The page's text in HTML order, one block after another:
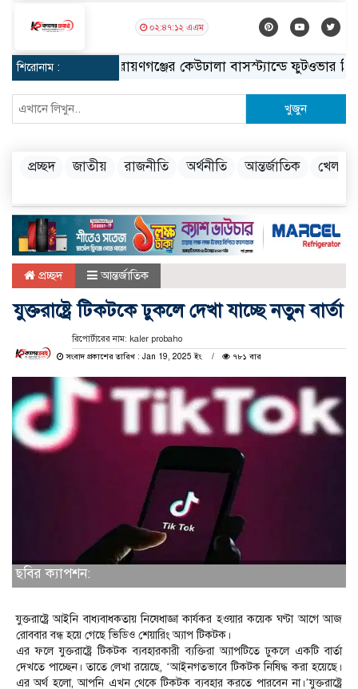
০২:৪৭:১৩ এএম
শিরোনাম : নারায়ণগঞ্জের কেউঢালা বাসস্ট্যান্ডে ফুটওভার ব্রিজ
খুজুন
প্রচ্ছদ জাতীয় রাজনীতি অর্থনীতি আন্তর্জাতিক খেলা
প্রচ্ছদ আন্তর্জাতিক
যুক্তরাষ্ট্রে টিকটকে ঢুকলে দেখা যাচ্ছে নতুন বার্তা
রিপোর্টারের নাম: kaler probaho
সংবাদ প্রকাশের তারিখ : Jan 19, 2025 ইং
৭৮১ বার
ছবির ক্যাপশন:
যুক্তরাষ্ট্রে আইনি বাধ্যবাধকতায় নিষেধাজ্ঞা কার্যকর হওয়ার কয়েক ঘণ্টা আগে আজ
রোববার বন্ধ হয়ে গেছে ভিডিও শেয়ারিং অ্যাপ টিকটক।
এর ফলে যুক্তরাষ্ট্রে টিকটক ব্যবহারকারী ব্যক্তিরা অ্যাপটিতে ঢুকলে একটি বার্তা
দেখতে পাচ্ছেন। তাতে লেখা রয়েছে, ‘আইনগতভাবে টিকটক নিষিদ্ধ করা হয়েছে।
এর অর্থ হলো, আপনি এখন থেকে টিকটক ব্যবহার করতে পারবেন না।’যুক্তরাষ্ট্রে